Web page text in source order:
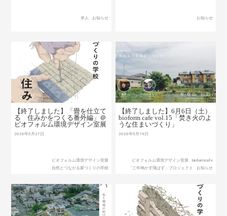
求人 お知らせ お知らせ
【終了しました】「畳を仕立て
る 住みかをつくる番外編」＠
ビオフォルム環境デザイン室展
2026年5月27日
ビオフォルム環境デザイン室展
自然とつながる家づくりの学校
【終了しました】6月6日（土）
bioform cafe vol.15「焚き火のよ
うな住まいづくり」
2026年5月19日
ビオフォルム環境デザイン室展
bioformcafe
「三年鳴かず飛ばず」プロジェクト
お知らせ